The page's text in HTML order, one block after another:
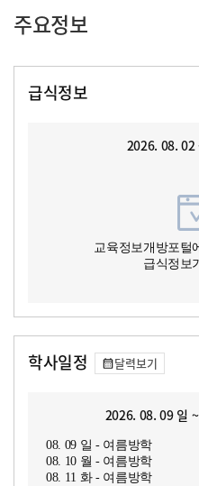
주요정보
급식정보
2026. 08.
교육정보개방포털
급식정보
학사일정 달력보기
2026. 08. 09 일
08. 09 일 - 여름방학
08. 10 월 - 여름방학
08. 11 화 - 여름방학